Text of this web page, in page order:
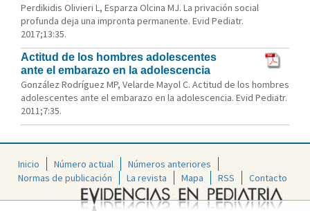
Perdikidis Olivieri L, Esparza Olcina MJ. La privación social
profunda deja una impronta permanente. Evid Pediatr.
2017;13:35.
Actitud de los hombres adolescentes
ante el embarazo en la adolescencia
González Rodríguez MP, Velarde Mayol C. Actitud de los hombres
adolescentes ante el embarazo en la adolescencia. Evid Pediatr.
2011;7:35.
Inicio Número actual
Números anteriores
Normas de publicación
La revista Mapa RSS Contacto